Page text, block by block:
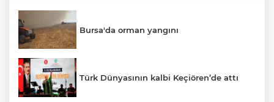
Bursa'da orman yangını
Türk Dünyasının kalbi Keçiören’de attı